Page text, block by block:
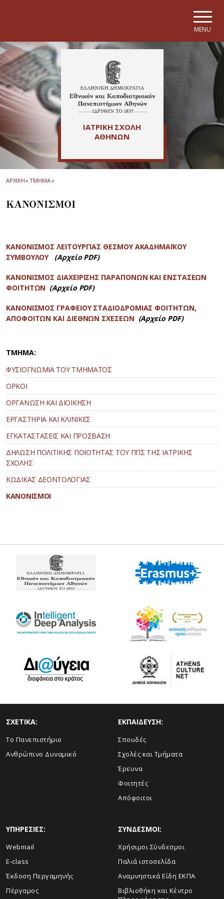
MENU
ΙΑΤΡΙΚΗ ΣΧΟΛΗ
ΑΘΗΝΩΝ
ΑΡΧΙΚΗ» ΤΜΗΜΑ»
ΚΑΝΟΝΙΣΜΟΙ
ΚΑΝΟΝΙΣΜΟΣ ΛΕΙΤΟΥΡΓΙΑΣ ΘΕΣΜΟΥ ΑΚΑΔΗΜΑΪΚΟΥ
ΣΥΜΒΟΥΛΟΥ
(Αρχείο PDF)
ΚΑΝΟΝΙΣΜΟΣ ΔΙΑΧΕΙΡΙΣΗΣ ΠΑΡΑΠΟΝΩΝ ΚΑΙ ΕΝΣΤΑΣΕΩΝ
ΦΟΙΤΗΤΩΝ (Αρχείο PDF)
ΚΑΝΟΝΙΣΜΟΣ ΓΡΑΦΕΙΟΥ ΣΤΑΔΙΟΔΡΟΜΙΑΣ ΦΟΙΤΗΤΩΝ,
ΑΠΟΦΟΙΤΩΝ ΚΑΙ ΔΙΕΘΝΩΝ ΣΧΕΣΕΩΝ (Αρχείο PDF)
ΤΜΗΜΑ:
ΦΥΣΙΟΓΝΩΜΙΑ ΤΟΥ ΤΜΗΜΑΤΟΣ
ΟΡΚΟΙ
ΟΡΓΑΝΩΣΗ ΚΑΙ ΔΙΟΙΚΗΣΗ
ΕΡΓΑΣΤΗΡΙΑ ΚΑΙ ΚΛΙΝΙΚΕΣ
ΕΓΚΑΤΑΣΤΑΣΕΙΣ ΚΑΙ ΠΡΟΣΒΑΣΗ
ΔΗΛΩΣΗ ΠΟΛΙΤΙΚΗΣ ΠΟΙΟΤΗΤΑΣ ΤΟΥ ΠΠΣ ΤΗΣ ΙΑΤΡΙΚΗΣ
ΣΧΟΛΗΣ
ΚΩΔΙΚΑΣ ΔΕΟΝΤΟΛΟΓΙΑΣ
ΚΑΝΟΝΙΣΜΟΙ
ΣΧΕΤΙΚΑ:
Το Πανεπιστήμιο
Ανθρώπινο Δυναμικό
ΕΚΠΑΙΔΕΥΣΗ:
Σπουδές
Σχολές και Τμήματα
Έρευνα
Φοιτητές
Απόφοιτοι
ΥΠΗΡΕΣΙΕΣ:
Webmail
E-class
Έκδοση Περγαμηνής
Πέργαμος
ΣΥΝΔΕΣΜΟΙ:
Χρήσιμοι Σύνδεσμοι
Παλιά ιστοσελίδα
Αναμνηστικά Είδη ΕΚΠΑ
Βιβλιοθήκη και Κέντρο